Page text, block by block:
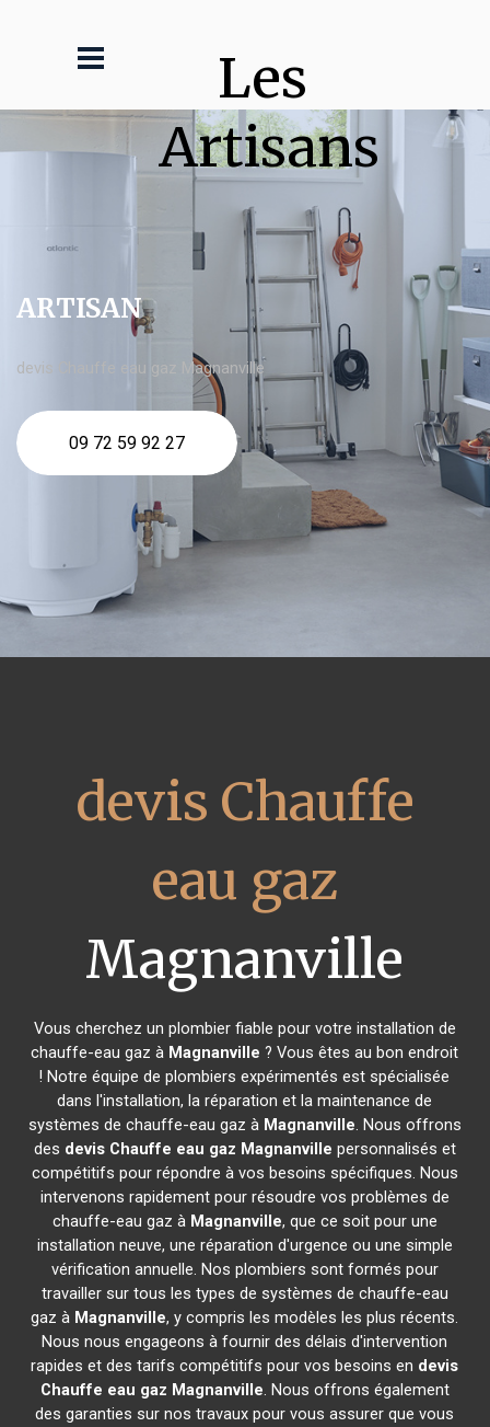
Les
Artisans
ARTISAN
devis Chauffe eau gaz Magnanville
09 72 59 92 27
devis Chauffe
eau gaz
Magnanville
Vous cherchez un plombier fiable pour votre installation de
chauffe-eau gaz à Magnanville ? Vous êtes au bon endroit
! Notre équipe de plombiers expérimentés est spécialisée
dans l'installation, la réparation et la maintenance de
systèmes de chauffe-eau gaz à Magnanville. Nous offrons
des devis Chauffe eau gaz Magnanville personnalisés et
compétitifs pour répondre à vos besoins spécifiques. Nous
intervenons rapidement pour résoudre vos problèmes de
chauffe-eau gaz à Magnanville, que ce soit pour une
installation neuve, une réparation d'urgence ou une simple
vérification annuelle. Nos plombiers sont formés pour
travailler sur tous les types de systèmes de chauffe-eau
gaz à Magnanville, y compris les modèles les plus récents.
Nous nous engageons à fournir des délais d'intervention
rapides et des tarifs compétitifs pour vos besoins en devis
Chauffe eau gaz Magnanville. Nous offrons également
des garanties sur nos travaux pour vous assurer que vous